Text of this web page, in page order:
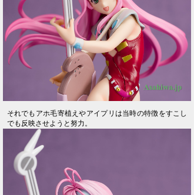
それでもアホ毛寄植えやアイプリは当時の特徴をすこし
でも反映させようと努力。